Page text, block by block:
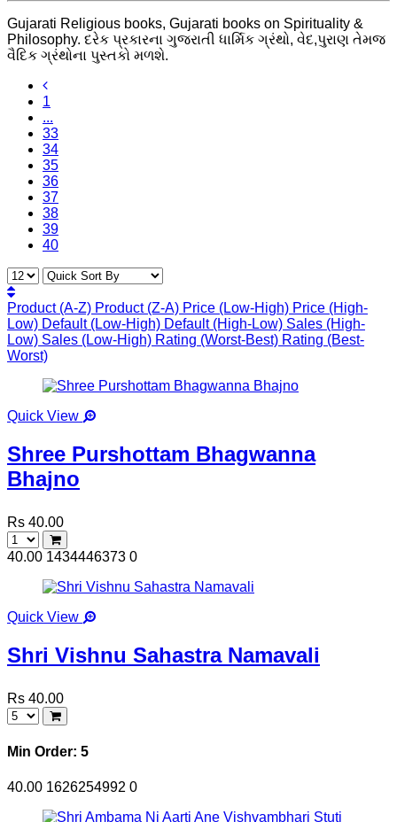
Gujarati Religious books, Gujarati books on Spirituality &
Philosophy. દરેક પ્રકારના ગુજરાતી ધાર્મિક ગ્રંથો, વેદ,પુરાણ તેમજ
વૈદિક ગ્રંથોના પુસ્તકો મળશે.
1
...
33
34
35
36
37
38
39
40
Product (A-Z) Product (Z-A) Price (Low-High) Price (High-
Low) Default (Low-High) Default (High-Low) Sales (High-
Low) Sales (Low-High) Rating (Worst-Best) Rating (Best-
Worst)
Quick View
Shree Purshottam Bhagwanna
Bhajno
Rs 40.00
40.00 1434446373 0
Quick View
Shri Vishnu Sahastra Namavali
Rs 40.00
Min Order: 5
40.00 1626254992 0